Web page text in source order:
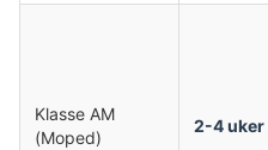
Klasse AM
(Moped)
2-4 uker